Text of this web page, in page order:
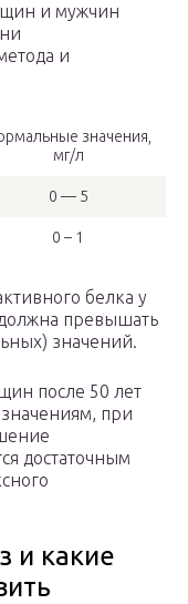
и мужчин
и
значения,
мг/л
0 — 5
0 – 1
белка у
превышать
значений.
после 50 лет
значениям, при
достаточным
и какие